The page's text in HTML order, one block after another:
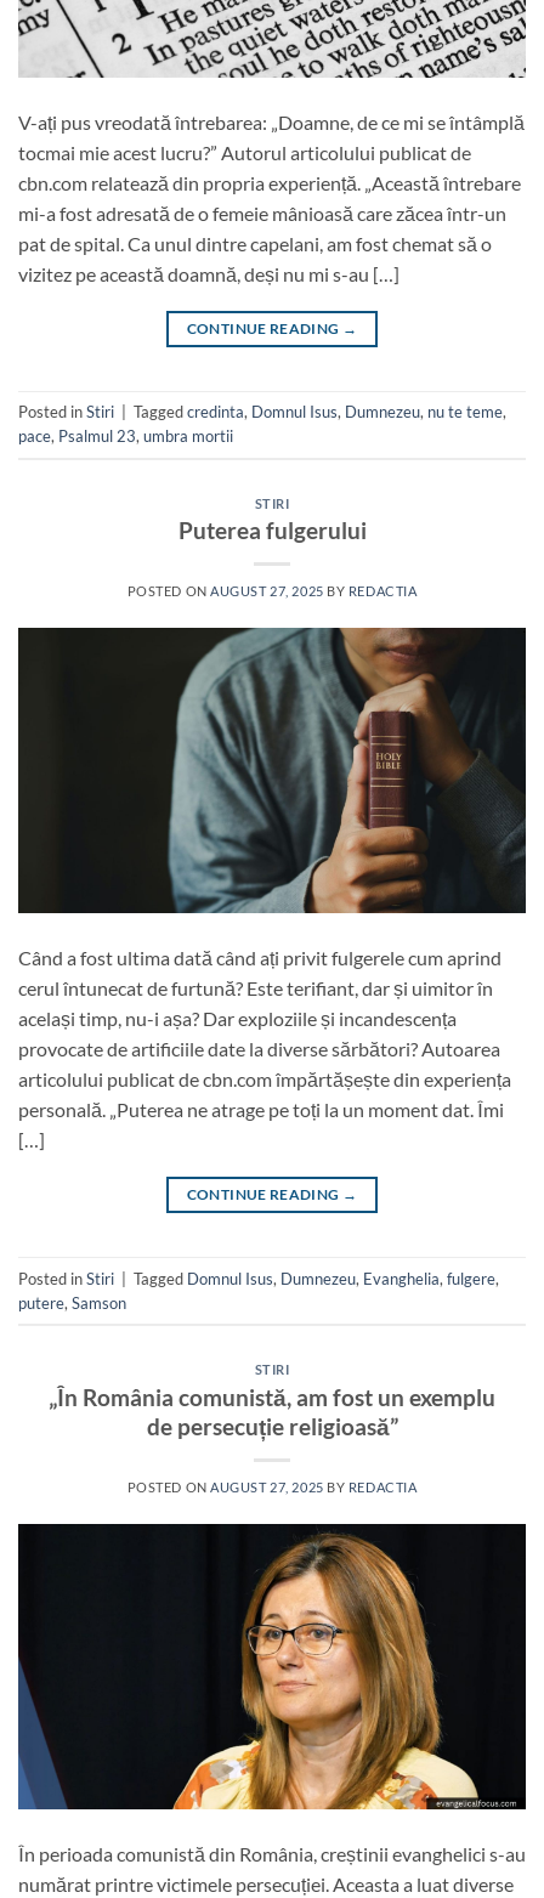
V-ați pus vreodată întrebarea: „Doamne, de ce mi se întâmplă
tocmai mie acest lucru?” Autorul articolului publicat de
cbn.com relatează din propria experiență. „Această întrebare
mi-a fost adresată de o femeie mânioasă care zăcea într-un
pat de spital. Ca unul dintre capelani, am fost chemat să o
vizitez pe această doamnă, deși nu mi s-au […]
CONTINUE READING →
Posted inStiri Taggedcredinta, Domnul Isus, Dumnezeu, nu te teme,
pace, Psalmul 23, umbra mortii
STIRI
Puterea fulgerului
POSTED ONAUGUST 27, 2025 BY REDACTIA
Când a fost ultima dată când ați privit fulgerele cum aprind
cerul întunecat de furtună? Este terifiant, dar și uimitor în
același timp, nu-i așa? Dar exploziile și incandescența
provocate de artificiile date la diverse sărbători? Autoarea
articolului publicat de cbn.com împărtășește din experiența
personală. „Puterea ne atrage pe toți la un moment dat. Îmi
[…]
CONTINUE READING →
Posted inStiri Tagged Domnul Isus, Dumnezeu, Evanghelia, fulgere,
putere, Samson
STIRI
„În România comunistă, am fost un exemplu
de persecuție religioasă”
POSTED ONAUGUST 27, 2025 BY REDACTIA
În perioada comunistă din România, creștinii evanghelici s-au
numărat printre victimele persecuției. Aceasta a luat diverse